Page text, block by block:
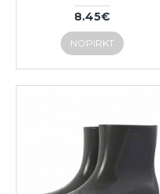
8.45€
NOPIRKT